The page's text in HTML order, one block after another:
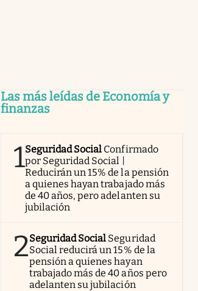
Las más leídas de Economía y
finanzas
1Seguridad Social Confirmado
por Seguridad Social |
Reducirán un 15% de la pensión
a quienes hayan trabajado más
de 40 años, pero adelanten su
jubilación
2Seguridad Social Seguridad
Social reducirá un 15% de la
pensión a quienes hayan
trabajado más de 40 años pero
adelanten su jubilación